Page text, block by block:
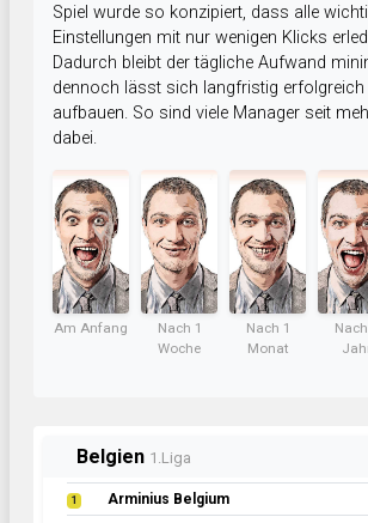
Spiel wurde so konzipiert, dass alle
Einstellungen mit nur wenigen Klicks
Dadurch bleibt der tägliche Aufwand
dennoch lässt sich langfristig erfolgreich
aufbauen. So sind viele Manager seit
dabei.
Am Anfang
Nach 1
Woche
Nach 1
Monat
Belgien 1.Liga
1 Arminius Belgium